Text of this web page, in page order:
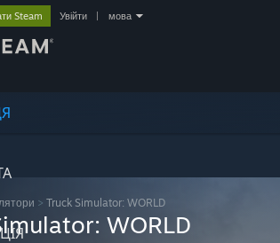
Steam Увійти мова
> Truck Simulator: WORLD
WORLD